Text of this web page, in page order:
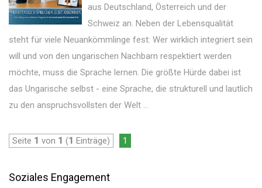
aus Deutschland, Österreich und der
Schweiz an. Neben der Lebensqualität
steht für viele Neuankömmlinge fest: Wer wirklich integriert sein
will und von den ungarischen Nachbarn respektiert werden
möchte, muss die Sprache lernen. Die größte Hürde dabei ist
das Ungarische selbst - eine Sprache, die strukturell und lautlich
zu den anspruchsvollsten der Welt ...
Seite 1 von 1 (1 Einträge) 1
Soziales Engagement